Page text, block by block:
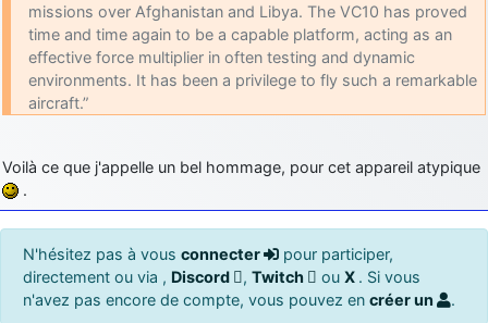
missions over Afghanistan and Libya. The VC10 has proved
time and time again to be a capable platform, acting as an
effective force multiplier in often testing and dynamic
environments. It has been a privilege to fly such a remarkable
aircraft.”
Voilà ce que j'appelle un bel hommage, pour cet appareil atypique
.
N'hésitez pas à vous connecter
pour participer,
directement ou via , Discord , Twitch ou X . Si vous
n'avez pas encore de compte, vous pouvez en créer un .